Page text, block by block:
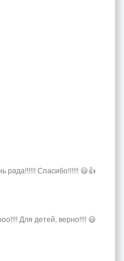
рада!!!!!! Спасибо!!!!!! 😃👍
Для детей, верно!!!! 😃